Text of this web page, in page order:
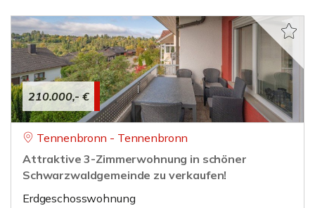
210.000,- €
Tennenbronn - Tennenbronn
Attraktive 3-Zimmerwohnung in schöner
Schwarzwaldgemeinde zu verkaufen!
Erdgeschosswohnung